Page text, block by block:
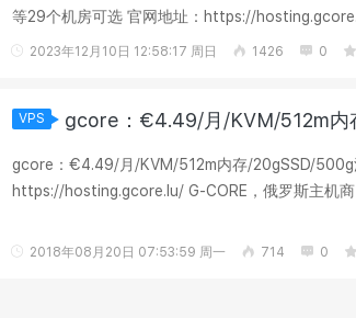
等29个机房可选 官网地址：https://hosting.gcore.lu/ gcore，以前叫做gcorelabs，2014年成
立于卢森堡，运作着...
2023年12月10日 12:58:17 周日 1426 0
VPS gcore：€4.49/月/KVM/512m内
gcore：€4.49/月/KVM/512m内存/20gSSD/500g流量 巴西
https://hosting.gcore.lu/ G-CORE，俄罗斯主机
2018年08月20日 07:53:59 周一 714 0